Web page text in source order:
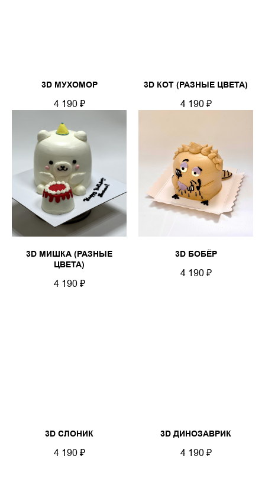
3D МУХОМОР
4 190 ₽
3D КОТ (РАЗНЫЕ ЦВЕТА)
4 190 ₽
3D МИШКА (РАЗНЫЕ
ЦВЕТА)
4 190 ₽
3D БОБЁР
4 190 ₽
3D СЛОНИК
4 190 ₽
3D ДИНОЗАВРИК
4 190 ₽